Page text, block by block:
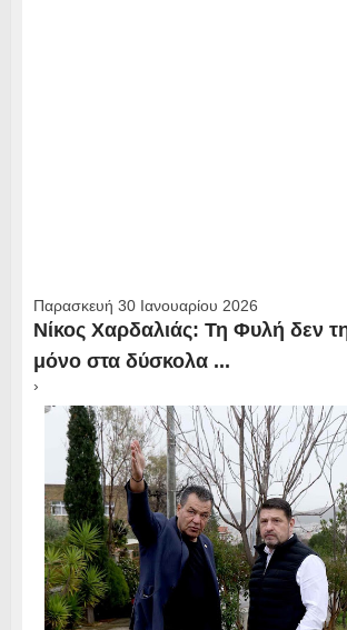
Παρασκευή 30 Ιανουαρίου 2026
Νίκος Χαρδαλιάς: Τη Φυλή δεν
μόνο στα δύσκολα ...
›